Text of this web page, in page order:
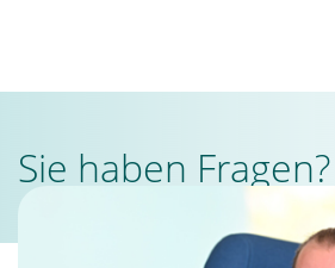
Sie haben Fragen?